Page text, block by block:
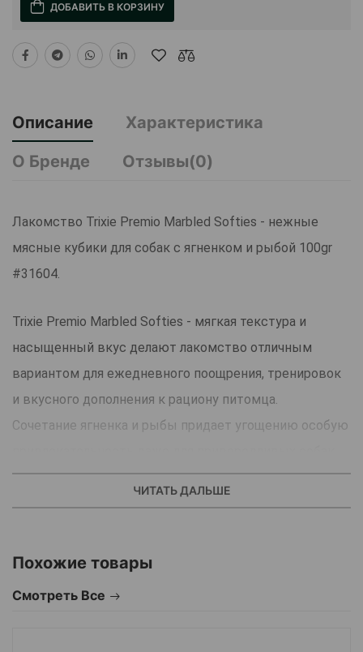
ДОБАВИТЬ В КОРЗИНУ
Описание
Характеристика
О Бренде
Отзывы(0)
Лакомство Trixie Premio Marbled Softies - нежные
мясные кубики для собак с ягненком и рыбой 100gr
#31604.
Trixie Premio Marbled Softies - мягкая текстура и
насыщенный вкус делают лакомство отличным
вариантом для ежедневного поощрения, тренировок
и вкусного дополнения к рациону питомца.
Сочетание ягненка и рыбы придает угощению особую
Компактный формат кусочков удобен для прогулок,
игр и обучения командам.
Страна - производитель: Китай.
ЧИТАТЬ ДАЛЬШЕ
Похожие товары
Смотреть Все